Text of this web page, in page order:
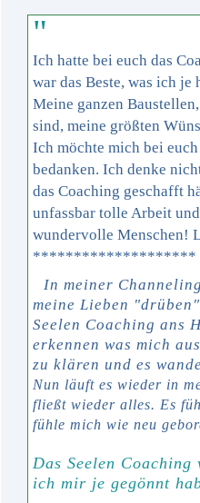
"
Ich hatte bei euch das
war das Beste, was ich je
Meine ganzen
sind, meine größten
Ich möchte mich bei
bedanken. Ich denke
das Coaching geschafft
unfassbar tolle Arbeit
wundervolle Menschen!
********************
In meiner
meine Lieben
Seelen Coaching ans
erkennen was mich
zu klären und es
Nun läuft es wieder in
fließt wieder alles. Es
fühle mich wie neu
Das Seelen Coaching
ich mir je gegönnt